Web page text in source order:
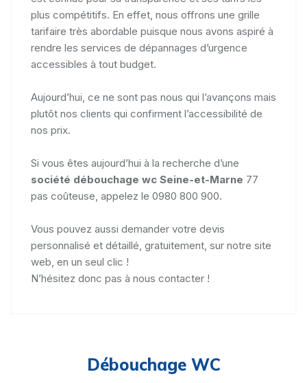
plus compétitifs. En effet, nous offrons une grille
tarifaire très abordable puisque nous avons aspiré à
rendre les services de dépannages d’urgence
accessibles à tout budget.
Aujourd’hui, ce ne sont pas nous qui l’avançons mais
plutôt nos clients qui confirment l’accessibilité de
nos prix.
Si vous êtes aujourd’hui à la recherche d’une
société débouchage wc Seine-et-Marne 77
pas coûteuse, appelez le 0980 800 900.
Vous pouvez aussi demander votre devis
personnalisé et détaillé, gratuitement, sur notre site
web, en un seul clic !
N’hésitez donc pas à nous contacter !
Débouchage WC